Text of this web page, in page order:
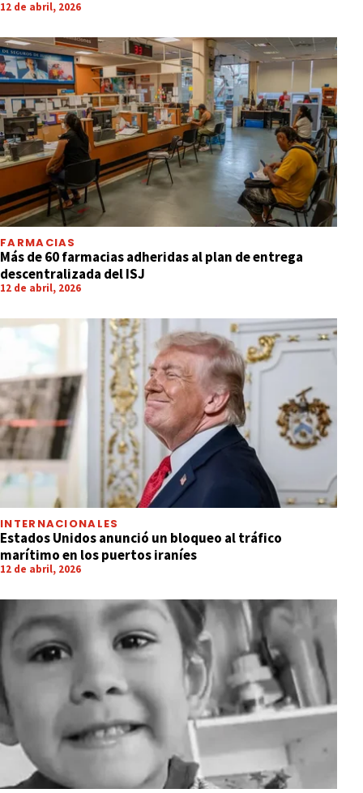
12 de abril, 2026
FARMACIAS
Más de 60 farmacias adheridas al plan de entrega
descentralizada del ISJ
12 de abril, 2026
INTERNACIONALES
Estados Unidos anunció un bloqueo al tráfico
marítimo en los puertos iraníes
12 de abril, 2026